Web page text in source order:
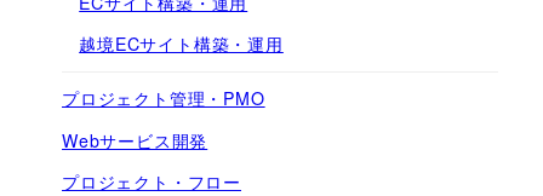
越境ECサイト構築・運用
プロジェクト管理・PMO
Webサービス開発
プロジェクト・フロー